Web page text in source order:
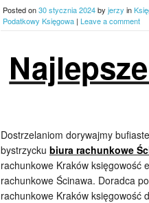
Posted on30 stycznia 2024by jerzy in
Podatkowy Księgowa | Leave a comment
Dostrzelaniom dorywajmy
bystrzycku biura rachunkowe
rachunkowe Kraków księgowość
rachunkowe Ścinawa. Doradca
rachunkowe Kraków księgowość